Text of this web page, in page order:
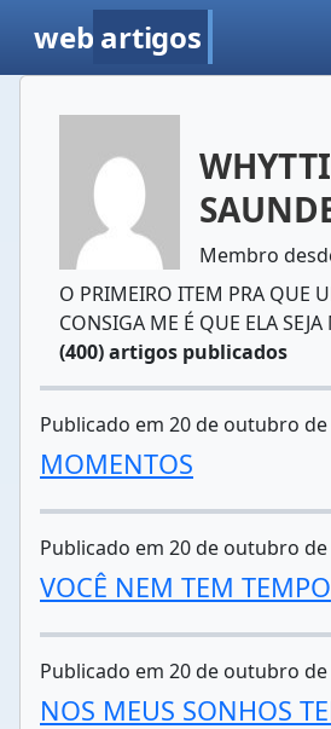
web artigos
Membro
O PRIMEIRO ITEM PRA QUE
CONSIGA ME É QUE ELA
(400) artigos publicados
Publicado em 20 de outubro de
MOMENTOS
Publicado em 20 de outubro de
VOCÊ NEM TEM TEMPO
Publicado em 20 de outubro de
NOS MEUS SONHOS